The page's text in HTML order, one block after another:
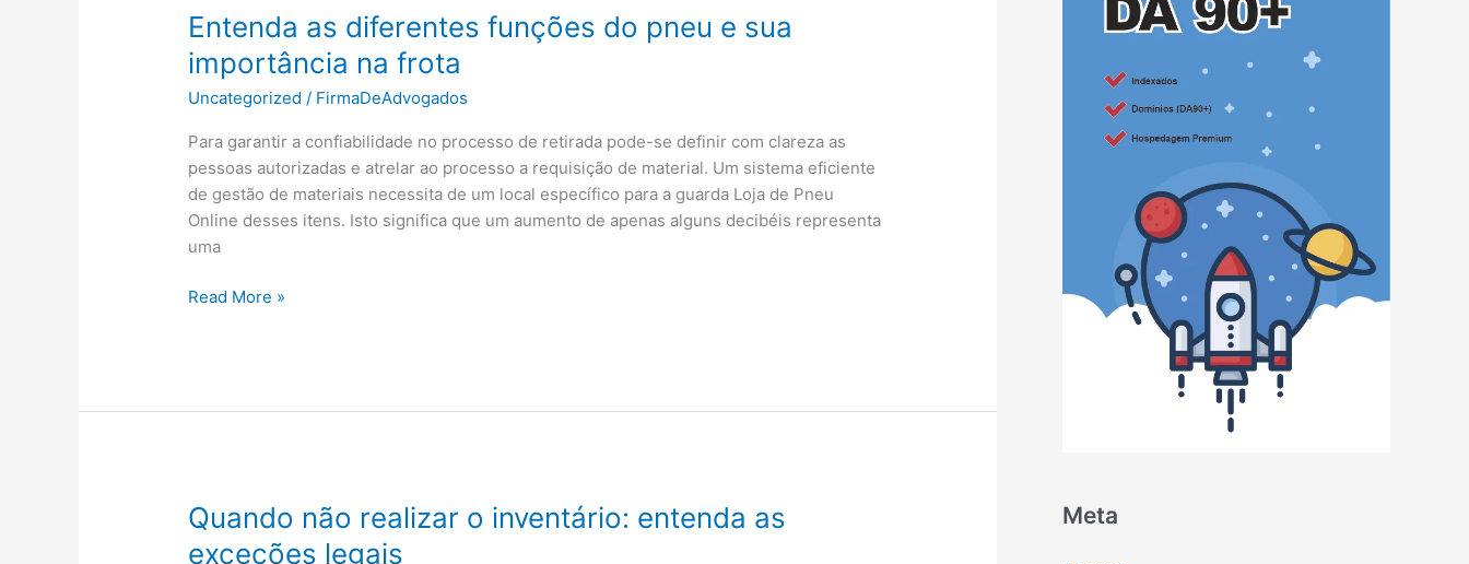
Entenda as diferentes funções do pneu e sua
importância na frota
Uncategorized / FirmaDeAdvogados
Para garantir a confiabilidade no processo de retirada pode-se definir com clareza as
pessoas autorizadas e atrelar ao processo a requisição de material. Um sistema eficiente
de gestão de materiais necessita de um local específico para a guarda Loja de Pneu
Online desses itens. Isto significa que um aumento de apenas alguns decibéis representa
uma
Entenda
importância
na
frota
Read More »
Quando não realizar o inventário: entenda as
exceções legais
Meta